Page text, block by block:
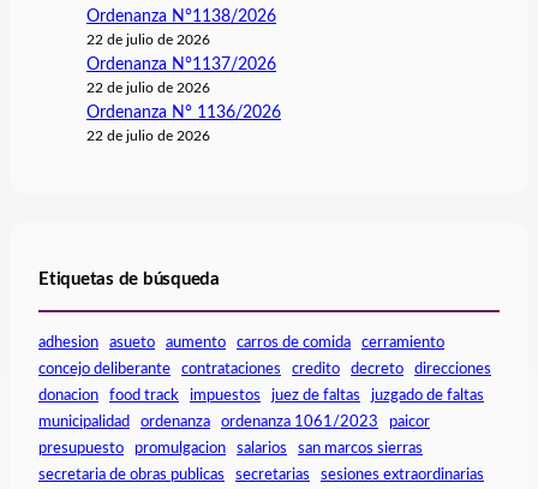
Ordenanza N°1138/2026
22 de julio de 2026
Ordenanza N°1137/2026
22 de julio de 2026
Ordenanza N° 1136/2026
22 de julio de 2026
Etiquetas de búsqueda
adhesion asueto aumento carros de comida
cerramiento
concejo deliberante
contrataciones credito decreto
direcciones
donacion
food track impuestos juez de faltas
juzgado de faltas
municipalidad
ordenanza ordenanza 1061/2023
paicor
presupuesto
promulgacion salarios
san marcos sierras
secretaria de obras publicas
secretarias
sesiones extraordinarias